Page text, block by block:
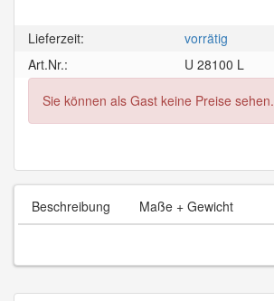
Lieferzeit:
vorrätig
Art.Nr.:
U 28100 L
Sie können als Gast keine Preise sehen.
Beschreibung Maße + Gewicht